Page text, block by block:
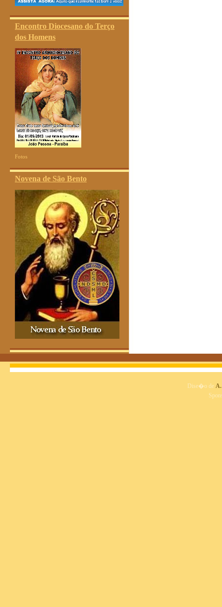
Encontro Diocesano do Terço
dos Homens
Fotos
Novena de São Bento
Dise�o de